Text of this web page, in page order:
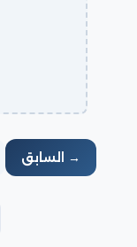
→ السابق